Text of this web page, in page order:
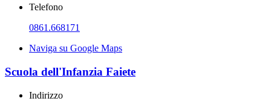
Telefono
0861.668171
Naviga su Google Maps
Scuola dell'Infanzia Faiete
Indirizzo